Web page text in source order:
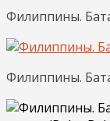
Филиппины.
Филиппины.